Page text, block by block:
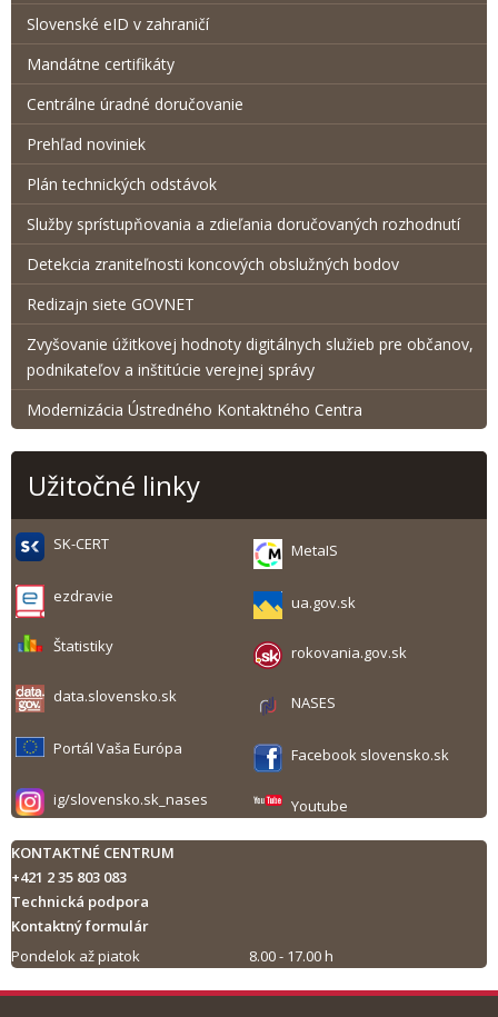
Slovenské eID v zahraničí
Mandátne certifikáty
Centrálne úradné doručovanie
Prehľad noviniek
Plán technických odstávok
Služby sprístupňovania a zdieľania doručovaných rozhodnutí
Detekcia zraniteľnosti koncových obslužných bodov
Redizajn siete GOVNET
Zvyšovanie úžitkovej hodnoty digitálnych služieb pre občanov,
podnikateľov a inštitúcie verejnej správy
Modernizácia Ústredného Kontaktného Centra
Užitočné linky
SK-CERT MetaIS
ezdravie ua.gov.sk
Štatistiky rokovania.gov.sk
data.slovensko.sk NASES
Portál Vaša Európa Facebook slovensko.sk
ig/slovensko.sk_nases Youtube
KONTAKTNÉ CENTRUM
+421 2 35 803 083
Technická podpora
Kontaktný formulár
Pondelok až piatok
8.00 - 17.00 h
Tlač obsahu